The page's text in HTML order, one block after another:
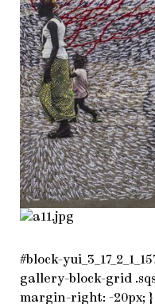
#block-
gallery-block-grid
margin-right: -20px; }